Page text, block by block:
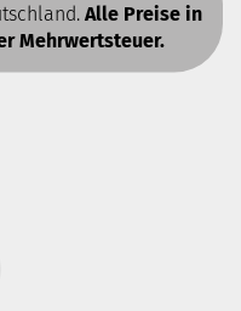
Alle Preise in
Mehrwertsteuer.